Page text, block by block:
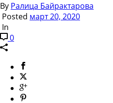
By Ралица Байрактарова
Posted март 20, 2020
In
0